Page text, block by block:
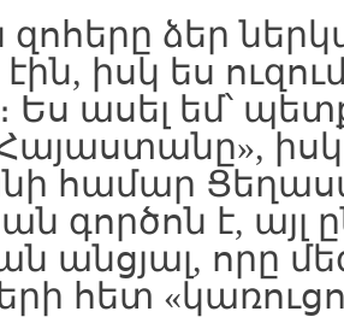
զոհերը ձեր
իսկ ես
Ես ասել եմ՝
համար
գործոն է, այլ
անցյալ, որը
հետ